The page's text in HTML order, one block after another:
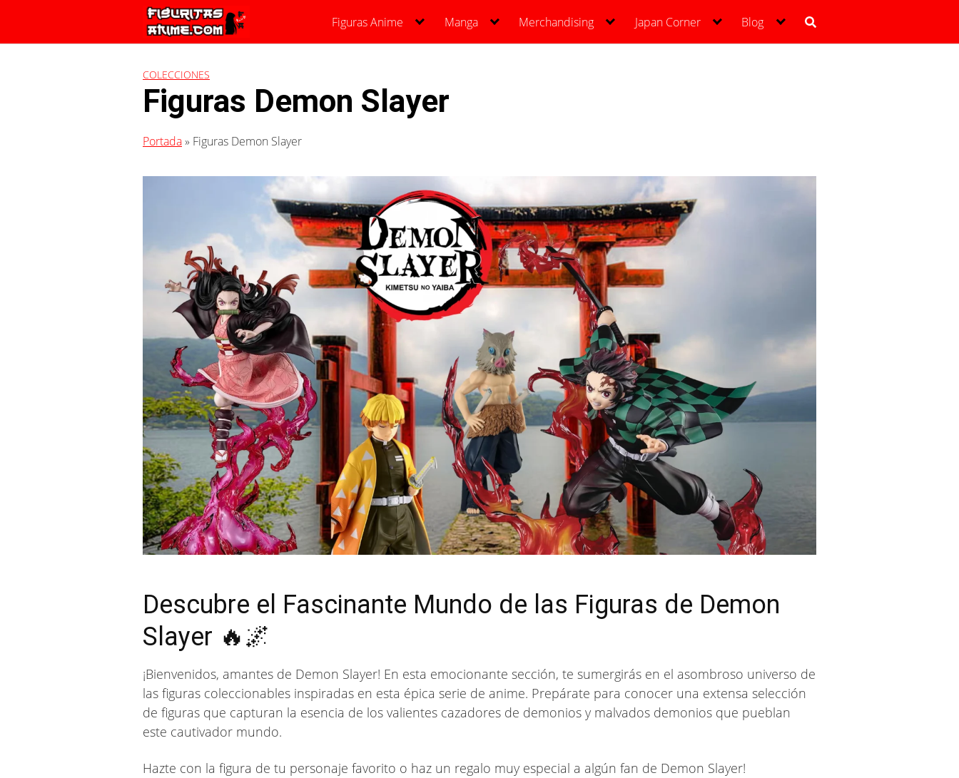
contenido
Figuras Anime Manga Merchandising Japan Corner Blog
COLECCIONES
Figuras Demon Slayer
Portada» Figuras Demon Slayer
Descubre el Fascinante Mundo de las Figuras de Demon
Slayer 🔥🌌
¡Bienvenidos, amantes de Demon Slayer! En esta emocionante sección, te sumergirás en el asombroso universo de
las figuras coleccionables inspiradas en esta épica serie de anime. Prepárate para conocer una extensa selección
de figuras que capturan la esencia de los valientes cazadores de demonios y malvados demonios que pueblan
este cautivador mundo.
Hazte con la figura de tu personaje favorito o haz un regalo muy especial a algún fan de Demon Slayer!